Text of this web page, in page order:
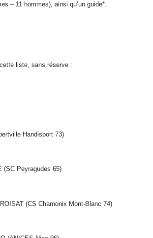
– 11 hommes), ainsi qu’un guide*.
liste, sans réserve :
Handisport 73)
(SC Peyragudes 65)
(CS Chamonix Mont-Blanc 74)